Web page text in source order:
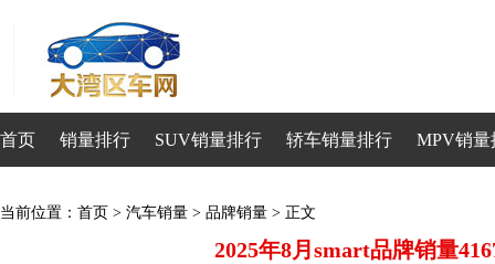
首页 销量排行 SUV销量排行 轿车销量排行 MPV销量
当前位置： 首页 > 汽车销量 > 品牌销量 > 正文
2025年8月smart品牌销量